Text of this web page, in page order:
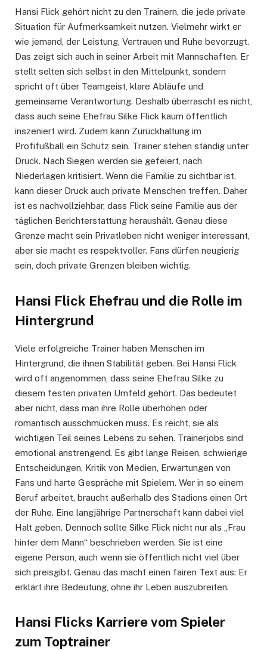
Hansi Flick gehört nicht zu den Trainern, die jede private
Situation für Aufmerksamkeit nutzen. Vielmehr wirkt er
wie jemand, der Leistung, Vertrauen und Ruhe bevorzugt.
Das zeigt sich auch in seiner Arbeit mit Mannschaften. Er
stellt selten sich selbst in den Mittelpunkt, sondern
spricht oft über Teamgeist, klare Abläufe und
gemeinsame Verantwortung. Deshalb überrascht es nicht,
dass auch seine Ehefrau Silke Flick kaum öffentlich
inszeniert wird. Zudem kann Zurückhaltung im
Profifußball ein Schutz sein. Trainer stehen ständig unter
Druck. Nach Siegen werden sie gefeiert, nach
Niederlagen kritisiert. Wenn die Familie zu sichtbar ist,
kann dieser Druck auch private Menschen treffen. Daher
ist es nachvollziehbar, dass Flick seine Familie aus der
täglichen Berichterstattung heraushält. Genau diese
Grenze macht sein Privatleben nicht weniger interessant,
aber sie macht es respektvoller. Fans dürfen neugierig
sein, doch private Grenzen bleiben wichtig.
Hansi Flick Ehefrau und die Rolle im
Hintergrund
Viele erfolgreiche Trainer haben Menschen im
Hintergrund, die ihnen Stabilität geben. Bei Hansi Flick
wird oft angenommen, dass seine Ehefrau Silke zu
diesem festen privaten Umfeld gehört. Das bedeutet
aber nicht, dass man ihre Rolle überhöhen oder
romantisch ausschmücken muss. Es reicht, sie als
wichtigen Teil seines Lebens zu sehen. Trainerjobs sind
emotional anstrengend. Es gibt lange Reisen, schwierige
Entscheidungen, Kritik von Medien, Erwartungen von
Fans und harte Gespräche mit Spielern. Wer in so einem
Beruf arbeitet, braucht außerhalb des Stadions einen Ort
der Ruhe. Eine langjährige Partnerschaft kann dabei viel
Halt geben. Dennoch sollte Silke Flick nicht nur als „Frau
hinter dem Mann“ beschrieben werden. Sie ist eine
eigene Person, auch wenn sie öffentlich nicht viel über
sich preisgibt. Genau das macht einen fairen Text aus: Er
erklärt ihre Bedeutung, ohne ihr Leben auszubreiten.
Hansi Flicks Karriere vom Spieler
zum Toptrainer